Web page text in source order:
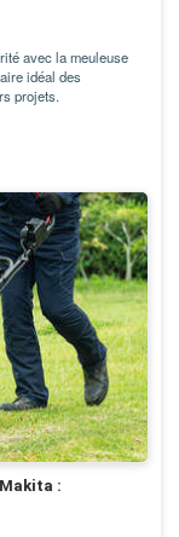
avec la meuleuse
idéal des
projets.
: